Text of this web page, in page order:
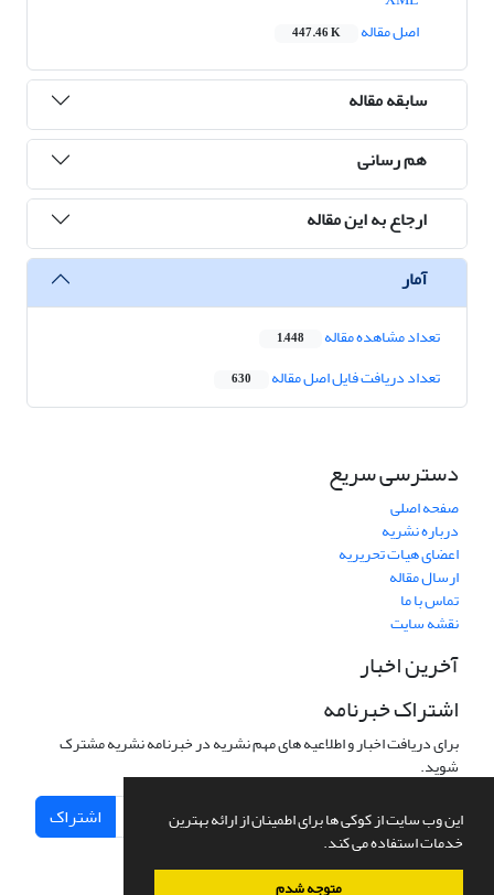
این وب سایت از کوکی ها برای اطمینان از ارائه بهترین
خدمات استفاده می کند.
متوجه شدم
اصل مقاله
447.46 K
سابقه مقاله
هم رسانی
ارجاع به این مقاله
آمار
تعداد مشاهده مقاله 1,448
تعداد دریافت فایل اصل مقاله 630
دسترسی سریع
صفحه اصلی
درباره نشریه
اعضای هیات تحریریه
ارسال مقاله
تماس با ما
نقشه سایت
آخرین اخبار
اشتراک خبرنامه
برای دریافت اخبار و اطلاعیه های مهم نشریه در خبرنامه نشریه مشترک
شوید.
اشتراک